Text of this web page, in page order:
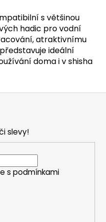
s většinou
hadic pro vodní
atraktivnímu
ideální
doma i v shisha
slevy!
s podmínkami